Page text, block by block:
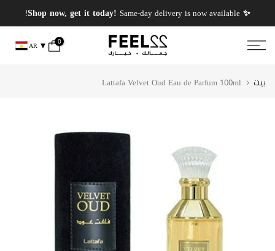
انتقل
إلى
المحتوى
✨ Shop now, get it today!
Same-day delivery is now available!
0
AR
بيت Lattafa Velvet Oud Eau de Parfum 100ml